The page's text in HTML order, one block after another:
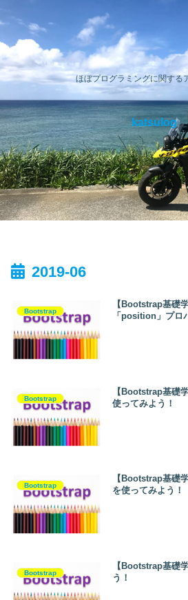
ほぼプログラミングに関する
katsulog
2019-06
Bootstrap
【Bootstrap基礎
「position」プロ
Bootstrap
【Bootstrap基礎
使ってみよう！
Bootstrap
【Bootstrap基礎
を使ってみよう！
Bootstrap
【Bootstrap基礎
う！